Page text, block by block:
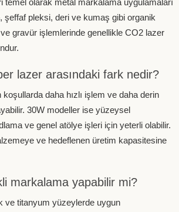
temel olarak metal markalama uygulamaları
şeffaf pleksi, deri ve kumaş gibi organik
gravür işlemlerinde genellikle CO2 lazer
lazer arasındaki fark nedir?
daha hızlı işlem ve daha derin
30W modeller ise yüzeysel
ve genel atölye işleri için yeterli olabilir.
ve hedeflenen üretim kapasitesine
markalama yapabilir mi?
ve titanyum yüzeylerde uygun